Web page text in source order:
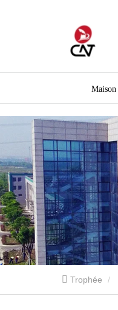
Maison
Trophée